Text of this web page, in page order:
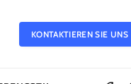
KONTAKTIEREN SIE UNS